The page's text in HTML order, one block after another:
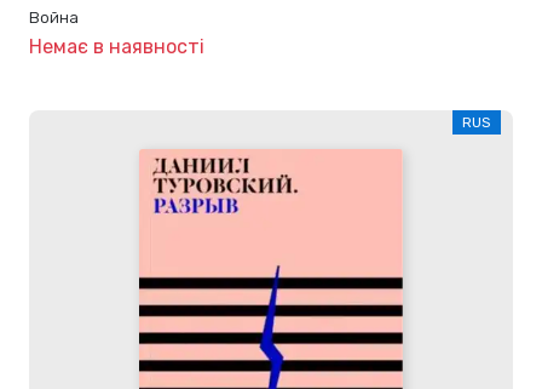
Война
Немає в наявності
RUS